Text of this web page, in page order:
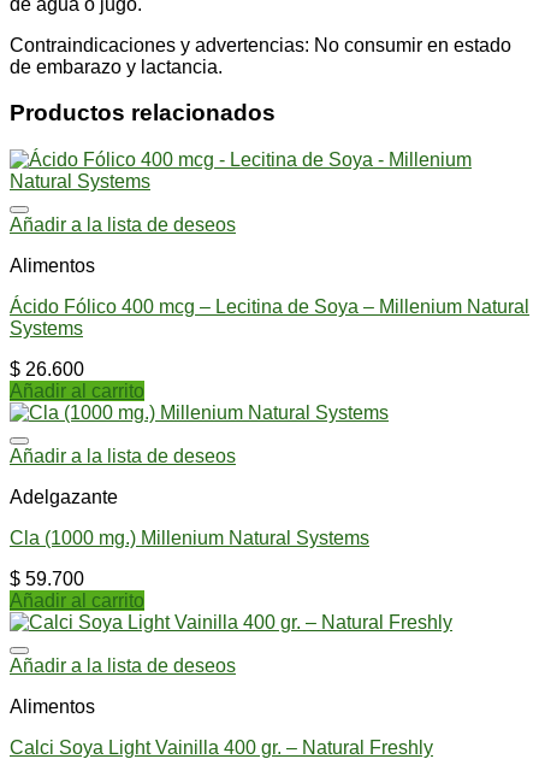
Contraindicaciones y advertencias: No consumir en estado
de embarazo y lactancia.
Productos relacionados
Añadir a la lista de deseos
Alimentos
Ácido Fólico 400 mcg – Lecitina de Soya – Millenium Natural
Systems
$ 26.600
Añadir al carrito
Añadir a la lista de deseos
Adelgazante
Cla (1000 mg.) Millenium Natural Systems
$ 59.700
Añadir al carrito
Añadir a la lista de deseos
Alimentos
Calci Soya Light Vainilla 400 gr. – Natural Freshly